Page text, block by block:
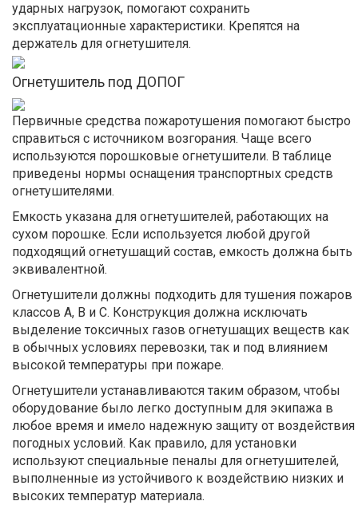
ударных нагрузок, помогают сохранить
эксплуатационные характеристики. Крепятся на
держатель для огнетушителя.
Огнетушитель под ДОПОГ
Первичные средства пожаротушения помогают быстро
справиться с источником возгорания. Чаще всего
используются порошковые огнетушители. В таблице
приведены нормы оснащения транспортных средств
огнетушителями.
Емкость указана для огнетушителей, работающих на
сухом порошке. Если используется любой другой
подходящий огнетушащий состав, емкость должна быть
эквивалентной.
Огнетушители должны подходить для тушения пожаров
классов А, В и С. Конструкция должна исключать
выделение токсичных газов огнетушащих веществ как
в обычных условиях перевозки, так и под влиянием
высокой температуры при пожаре.
Огнетушители устанавливаются таким образом, чтобы
оборудование было легко доступным для экипажа в
любое время и имело надежную защиту от воздействия
погодных условий. Как правило, для установки
используют специальные пеналы для огнетушителей,
выполненные из устойчивого к воздействию низких и
высоких температур материала.